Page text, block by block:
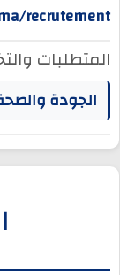
recrutement
المتطلبات
الجودة